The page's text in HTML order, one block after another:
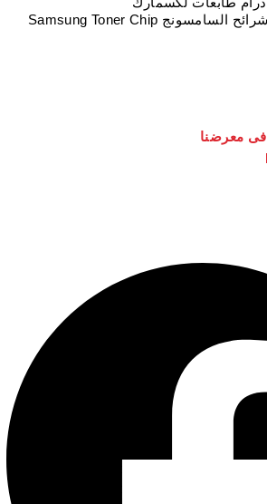
أكواد توافق شرائح السامسونج Samsung Toner Chip
فى معرضنا